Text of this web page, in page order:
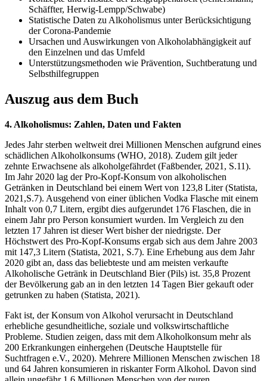
Schäffter, Herwig-Lempp/Schwabe)
Statistische Daten zu Alkoholismus unter Berücksichtigung
der Corona-Pandemie
Ursachen und Auswirkungen von Alkoholabhängigkeit auf
den Einzelnen und das Umfeld
Unterstützungsmethoden wie Prävention, Suchtberatung und
Selbsthilfegruppen
Auszug aus dem Buch
4. Alkoholismus: Zahlen, Daten und Fakten
Jedes Jahr sterben weltweit drei Millionen Menschen aufgrund eines
schädlichen Alkoholkonsums (WHO, 2018). Zudem gilt jeder
zehnte Erwachsene als alkoholgefährdet (Faßbender, 2021, S.11).
Im Jahr 2020 lag der Pro-Kopf-Konsum von alkoholischen
Getränken in Deutschland bei einem Wert von 123,8 Liter (Statista,
2021,S.7). Ausgehend von einer üblichen Vodka Flasche mit einem
Inhalt von 0,7 Litern, ergibt dies aufgerundet 176 Flaschen, die in
einem Jahr pro Person konsumiert wurden. Im Vergleich zu den
letzten 17 Jahren ist dieser Wert bisher der niedrigste. Der
Höchstwert des Pro-Kopf-Konsums ergab sich aus dem Jahre 2003
mit 147,3 Litern (Statista, 2021, S.7). Eine Erhebung aus dem Jahr
2020 gibt an, dass das beliebteste und am meisten verkaufte
Alkoholische Getränk in Deutschland Bier (Pils) ist. 35,8 Prozent
der Bevölkerung gab an in den letzten 14 Tagen Bier gekauft oder
getrunken zu haben (Statista, 2021).
Fakt ist, der Konsum von Alkohol verursacht in Deutschland
erhebliche gesundheitliche, soziale und volkswirtschaftliche
Probleme. Studien zeigen, dass mit dem Alkoholkonsum mehr als
200 Erkrankungen einhergehen (Deutsche Hauptstelle für
Suchtfragen e.V., 2020). Mehrere Millionen Menschen zwischen 18
und 64 Jahren konsumieren in riskanter Form Alkohol. Davon sind